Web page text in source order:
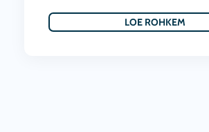
LOE ROHKEM